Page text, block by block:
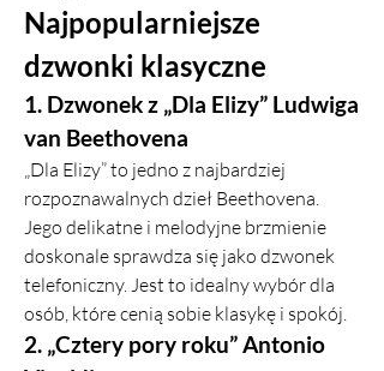
Najpopularniejsze
dzwonki klasyczne
1. Dzwonek z „Dla Elizy” Ludwiga
van Beethovena
„Dla Elizy” to jedno z najbardziej
rozpoznawalnych dzieł Beethovena.
Jego delikatne i melodyjne brzmienie
doskonale sprawdza się jako dzwonek
telefoniczny. Jest to idealny wybór dla
osób, które cenią sobie klasykę i spokój.
2. „Cztery pory roku” Antonio